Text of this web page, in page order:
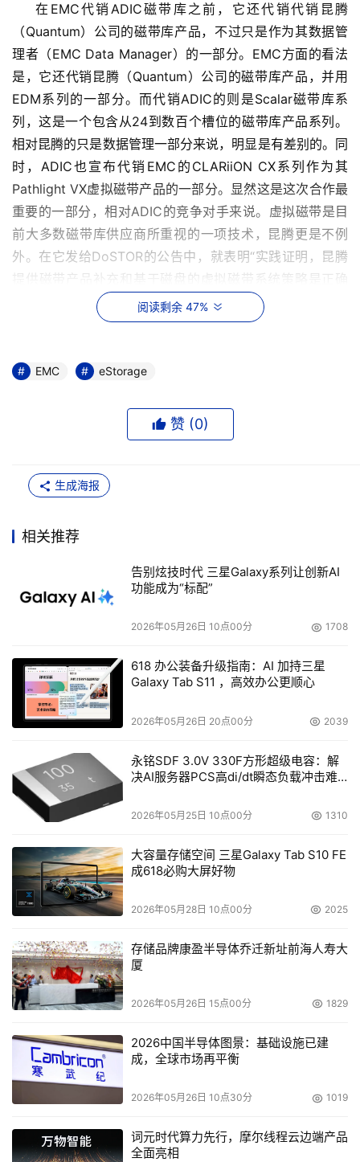
在EMC代销ADIC磁带库之前，它还代销代销昆腾
（Quantum）公司的磁带库产品，不过只是作为其数据管
理者（EMC Data Manager）的一部分。EMC方面的看法
是，它还代销昆腾（Quantum）公司的磁带库产品，并用
EDM系列的一部分。而代销ADIC的则是Scalar磁带库系
列，这是一个包含从24到数百个槽位的磁带库产品系列。
相对昆腾的只是数据管理一部分来说，明显是有差别的。同
时，ADIC也宣布代销EMC的CLARiiON CX系列作为其
Pathlight VX虚拟磁带产品的一部分。显然这是这次合作最
重要的一部分，相对ADIC的竞争对手来说。虚拟磁带是目
前大多数磁带库供应商所重视的一项技术，昆腾更是不例
外。在它发给DoSTOR的公告中，就表明“实践证明，昆腾
提供磁带产品补充和基于磁盘的虚拟磁带系统策略是正确
的，而且我们也十分高兴地看到，其它厂商也在沿用这种战
略，从而再一次证明了昆腾的远见卓识。”这多少强调了昆
响。昆腾与ADIC在虚拟磁带市场的竞争抛开不说。对于
EMC的竞争对手，这也不是一个利好的消息。在业界得知
HP、IBM和StorageTek均向DoSTOR发来声明，大抵就是
点让旁观者觉得滑稽的味道，但这不重要，重要的是这三家
对手，而且在磁带存储市场也已经成为他们的竞争对手。他
们现在所考虑大概就是如何让他在磁带存储市场上，获取不
这样一个有趣的局面出现了，EMC和昆腾是合作伙伴，
昆腾和ADIC是竞争对手，而EMC和ADIC又是合作伙伴，
HP是昆腾的合作伙伴，但却是EMC的竞争对手。市场始终
是处于这样一种奇怪的状态，让厂商们合作的只是利益，相
互统一的利益促使了不同存储供应商之间的合作，这也导致
了更多的竞争产生。当然作为旁观者，我们欢迎这种竞争，
这对技术进步及产品发展来说，是利大于弊的。
EMC已经否认了巨资收购ADIC的可能性，但谁知道下一
次出现在我们面前会是那两家间的合作，对市场又会造成一
种什么样的冲击？
点此阅读完整的第42期《存储e周刊》
阅读剩余 47%
本文来源于DOIT传媒，文章内容仅供参考，不构成投资建议。
EMC eStorage
赞 (0)
生成海报
相关推荐
告别炫技时代 三星Galaxy系列让创新AI
功能成为“标配”
2026年05月26日 10点00分 1708
618 办公装备升级指南：AI 加持三星
Galaxy Tab S11 ，高效办公更顺心
2026年05月26日 20点00分 2039
永铭SDF 3.0V 330F方形超级电容：解
决AI服务器PCS高di/dt瞬态负载冲击难
2026年05月25日 10点00分 1310
大容量存储空间 三星Galaxy Tab S10 FE
成618必购大屏好物
2026年05月28日 10点00分 2025
存储品牌康盈半导体乔迁新址前海人寿大
厦
2026年05月26日 15点00分 1829
2026中国半导体图景：基础设施已建
成，全球市场再平衡
2026年05月26日 10点30分 1019
词元时代算力先行，摩尔线程云边端产品
全面亮相